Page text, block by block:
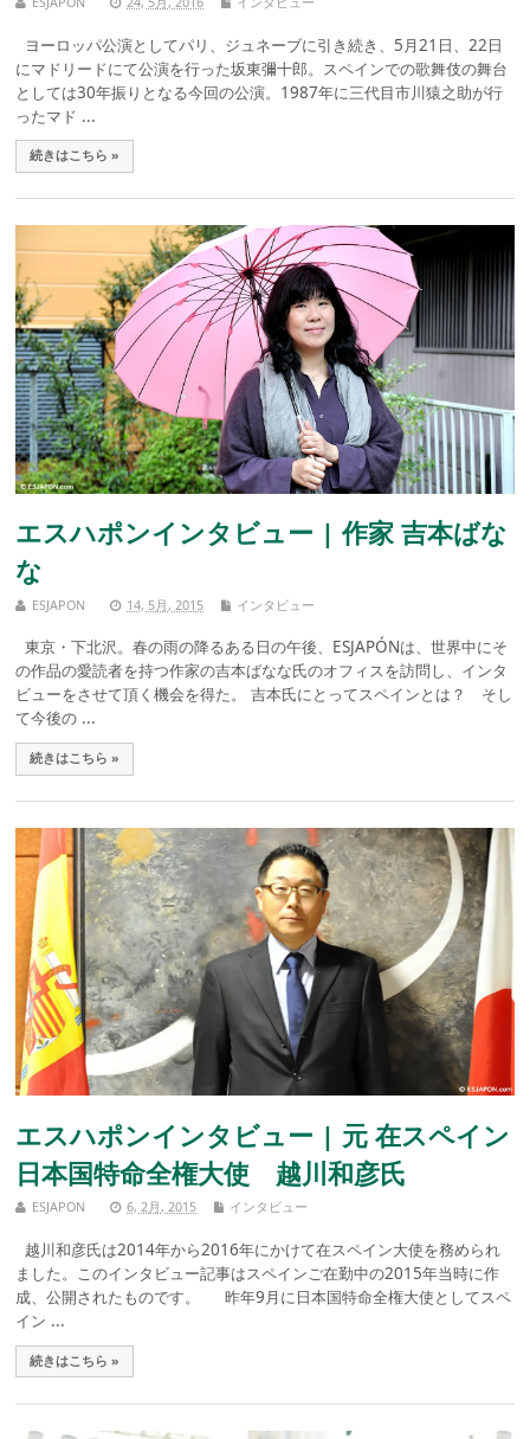
ヨーロッパ公演としてパリ、ジュネーブに引き続き、5月21日、22日
にマドリードにて公演を行った坂東彌十郎。スペインでの歌舞伎の舞台
としては30年振りとなる今回の公演。1987年に三代目市川猿之助が行
ったマド ...
続きはこちら »
エスハポンインタビュー | 作家 吉本ばな
な
ESJAPON 14, 5月, 2015 インタビュー
東京・下北沢。春の雨の降るある日の午後、ESJAPÓNは、世界中にそ
の作品の愛読者を持つ作家の吉本ばなな氏のオフィスを訪問し、インタ
ビューをさせて頂く機会を得た。 吉本氏にとってスペインとは？ そし
て今後の ...
続きはこちら »
エスハポンインタビュー | 元 在スペイン
日本国特命全権大使 越川和彦氏
ESJAPON 6, 2月, 2015 インタビュー
越川和彦氏は2014年から2016年にかけて在スペイン大使を務められ
ました。このインタビュー記事はスペインご在勤中の2015年当時に作
成、公開されたものです。 昨年9月に日本国特命全権大使としてスペ
イン ...
続きはこちら »